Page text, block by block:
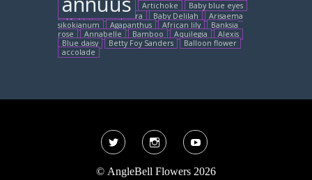
Artichoke
Baby blue eyes
Adenophora Baby Delilah
Arisaema
sikokianum
Agapanthus African lily
Banksia
rose
Annabelle Bamboo Aquilegia
Alexis
Blue daisy
Betty Foy Sanders
Balloon flower
accolade
© AngleBell Flowers 2026